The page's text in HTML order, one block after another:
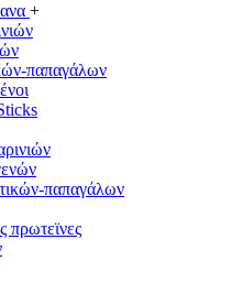
+
παπαγάλων
παπαγάλων
πρωτεϊνες